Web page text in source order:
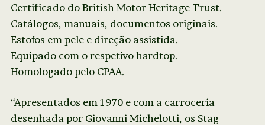
Certificado do British Motor Heritage Trust.
Catálogos, manuais, documentos originais.
Estofos em pele e direção assistida.
Equipado com o respetivo hardtop.
Homologado pelo CPAA.
“Apresentados em 1970 e com a carroceria
desenhada por Giovanni Michelotti, os Stag